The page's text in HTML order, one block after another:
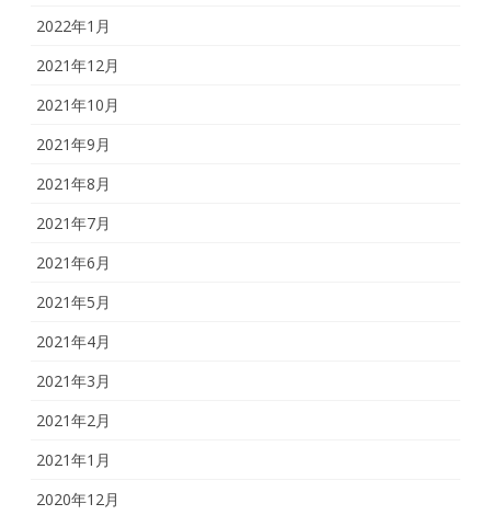
2022年1月
2021年12月
2021年10月
2021年9月
2021年8月
2021年7月
2021年6月
2021年5月
2021年4月
2021年3月
2021年2月
2021年1月
2020年12月